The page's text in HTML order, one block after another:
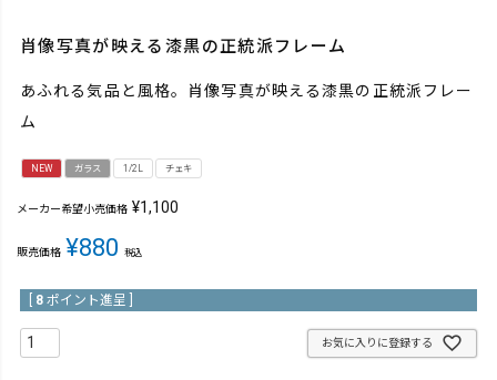
肖像写真が映える漆黒の正統派フレーム
あふれる気品と風格。肖像写真が映える漆黒の正統派フレー
ム
NEW ガラス 1/2L チェキ
メーカー希望小売価格 ¥1,100
販売価格 ¥880 税込
8 ポイント進呈 ]
お気に入りに登録する